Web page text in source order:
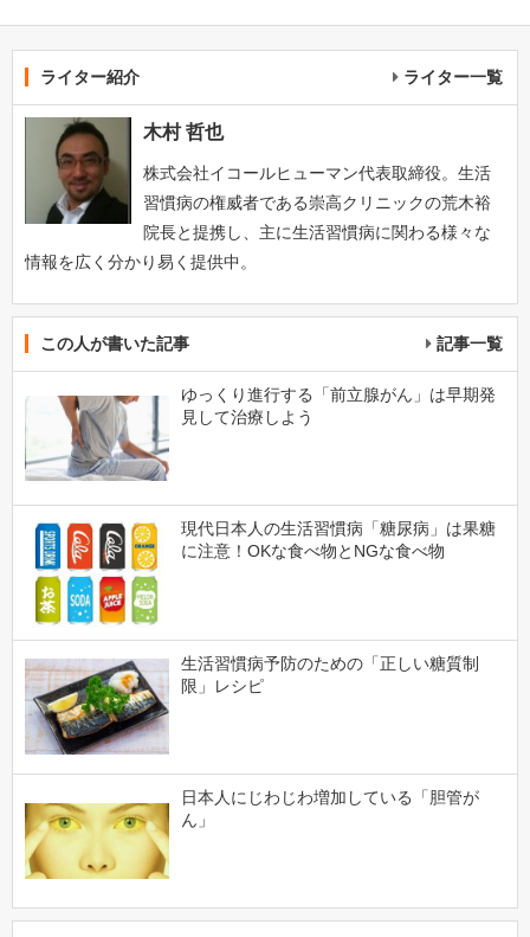
ライター紹介 ライター一覧
木村 哲也
株式会社イコールヒューマン代表取締役。生活
習慣病の権威者である崇高クリニックの荒木裕
院長と提携し、主に生活習慣病に関わる様々な
情報を広く分かり易く提供中。
この人が書いた記事 記事一覧
ゆっくり進行する「前立腺がん」は早期発
見して治療しよう
現代日本人の生活習慣病「糖尿病」は果糖
に注意！OKな食べ物とNGな食べ物
生活習慣病予防のための「正しい糖質制
限」レシピ
日本人にじわじわ増加している「胆管が
ん」